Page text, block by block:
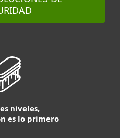
niveles,
es lo primero